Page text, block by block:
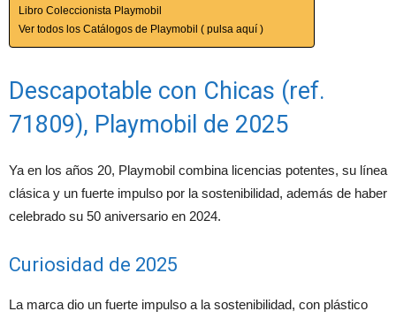
Libro Coleccionista Playmobil
Ver todos los Catálogos de Playmobil ( pulsa aquí )
Descapotable con Chicas (ref.
71809), Playmobil de 2025
Ya en los años 20, Playmobil combina licencias potentes, su línea
clásica y un fuerte impulso por la sostenibilidad, además de haber
celebrado su 50 aniversario en 2024.
Curiosidad de 2025
La marca dio un fuerte impulso a la sostenibilidad, con plástico